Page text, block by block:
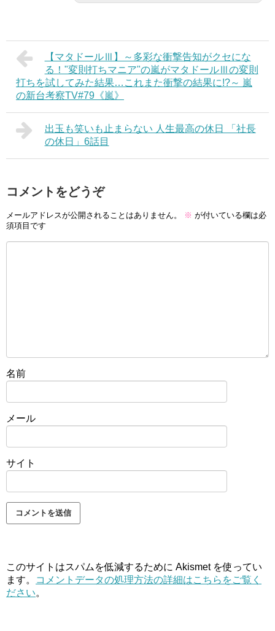
【マタドールⅢ】～多彩な衝撃告知がクセにな
る！"変則打ちマニア"の嵐がマタドールⅢの変則
打ちを試してみた結果…これまた衝撃の結果に!?～ 嵐
の新台考察TV#79《嵐》
出玉も笑いも止まらない 人生最高の休日 「社長
の休日」6話目
コメントをどうぞ
メールアドレスが公開されることはありません。 ※ が付いている欄は必
須項目です
名前
メール
サイト
このサイトはスパムを低減するために Akismet を使ってい
ます。
コメントデータの処理方法の詳細はこちらをご覧く
ださい。